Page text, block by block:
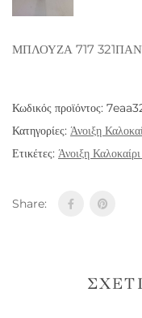
ΜΠΛΟΥΖΑ 717
Κωδικός προϊόντος:
Κατηγορίες: Άνοιξη
Ετικέτες: Άνοιξη
Share: